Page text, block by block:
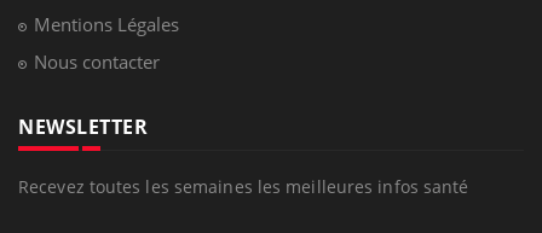
Mentions Légales
Nous contacter
NEWSLETTER
Recevez toutes les semaines les meilleures infos santé